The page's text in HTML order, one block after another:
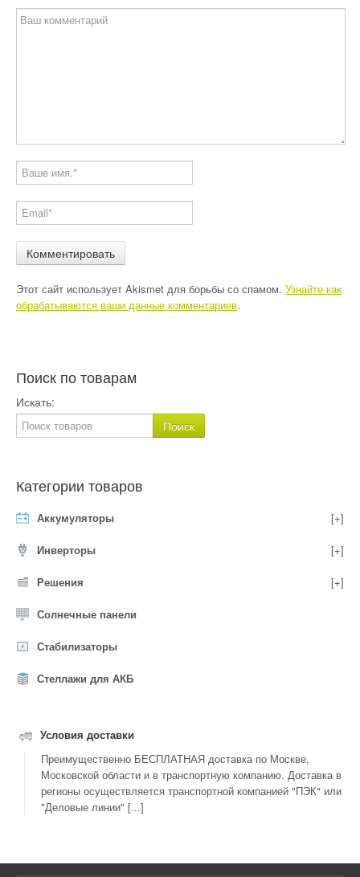
Этот сайт использует Akismet для борьбы со спамом. Узнайте как
обрабатываются ваши данные комментариев.
Поиск по товарам
Искать:
Категории товаров
Аккумуляторы [+]
Инверторы [+]
Решения [+]
Солнечные панели
Стабилизаторы
Стеллажи для АКБ
Условия доставки
Преимущественно БЕСПЛАТНАЯ доставка по Москве,
Московской области и в транспортную компанию. Доставка в
регионы осуществляется транспортной компанией "ПЭК" или
"Деловые линии" [...]